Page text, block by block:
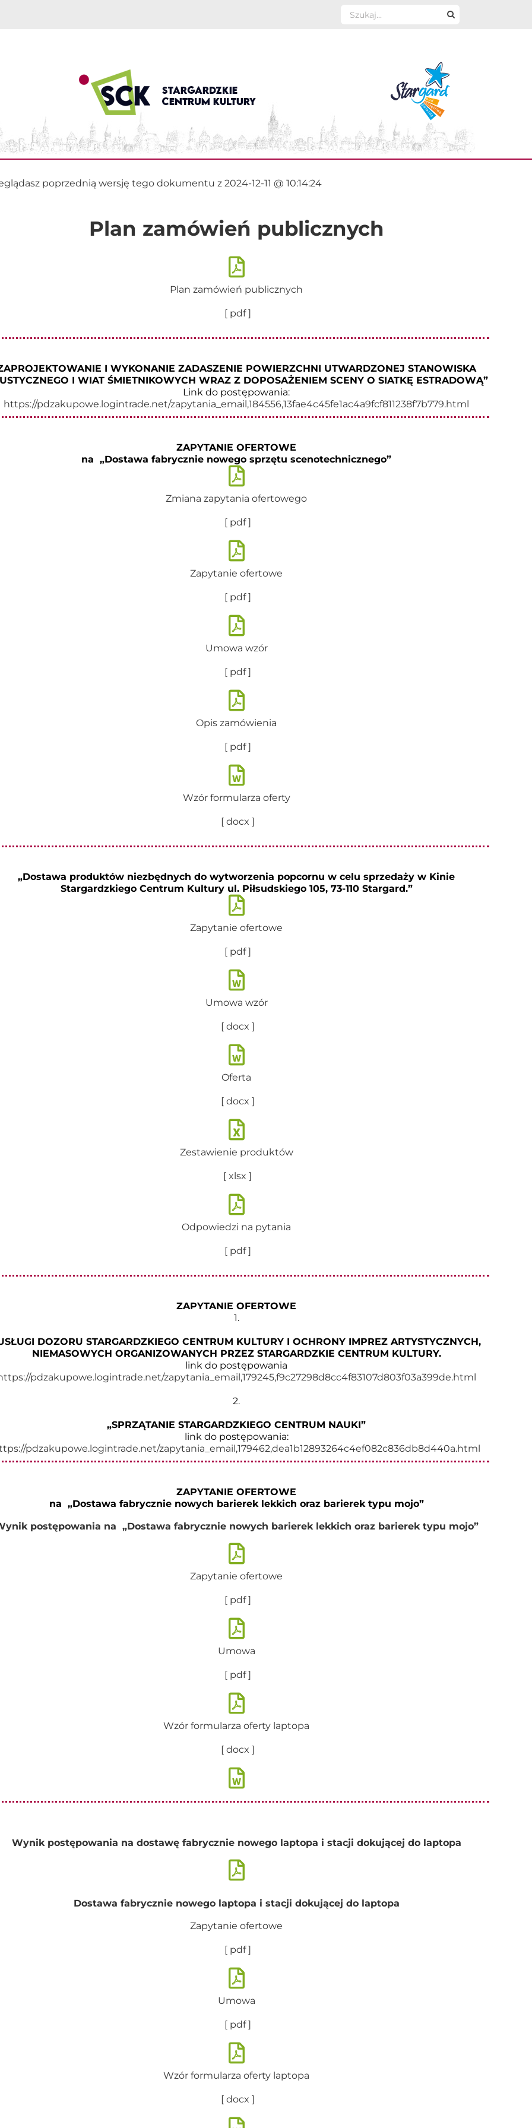
poprzednią wersję tego dokumentu z 2024-12-11 @ 10:14:24
Plan zamówień publicznych
Plan zamówień publicznych
[ pdf ]
I WYKONANIE ZADASZENIE POWIERZCHNI UTWARDZONEJ STANOWISKA
I WIAT ŚMIETNIKOWYCH WRAZ Z DOPOSAŻENIEM SCENY O SIATKĘ ESTRADOWĄ”
Link do postępowania:
https://pdzakupowe.logintrade.net/zapytania_email,184556,13fae4c45fe1ac4a9fcf811238f7b779.html
ZAPYTANIE OFERTOWE
na „Dostawa fabrycznie nowego sprzętu scenotechnicznego”
Zmiana zapytania ofertowego
[ pdf ]
Zapytanie ofertowe
[ pdf ]
Umowa wzór
[ pdf ]
Opis zamówienia
[ pdf ]
Wzór formularza oferty
[ docx ]
„Dostawa produktów niezbędnych do wytworzenia popcornu w celu sprzedaży w Kinie
Stargardzkiego Centrum Kultury ul. Piłsudskiego 105, 73-110 Stargard.”
Zapytanie ofertowe
[ pdf ]
Umowa wzór
[ docx ]
Oferta
[ docx ]
Zestawienie produktów
[ xlsx ]
Odpowiedzi na pytania
[ pdf ]
ZAPYTANIE OFERTOWE
1.
DOZORU STARGARDZKIEGO CENTRUM KULTURY I OCHRONY IMPREZ ARTYSTYCZNYCH,
NIEMASOWYCH ORGANIZOWANYCH PRZEZ STARGARDZKIE CENTRUM KULTURY.
link do postępowania
pdzakupowe.logintrade.net/zapytania_email,179245,f9c27298d8cc4f83107d803f03a399de.html
2.
„SPRZĄTANIE STARGARDZKIEGO CENTRUM NAUKI”
link do postępowania:
pdzakupowe.logintrade.net/zapytania_email,179462,dea1b12893264c4ef082c836db8d440a.html
ZAPYTANIE OFERTOWE
na „Dostawa fabrycznie nowych barierek lekkich oraz barierek typu mojo”
postępowania na „Dostawa fabrycznie nowych barierek lekkich oraz barierek typu mojo”
Zapytanie ofertowe
[ pdf ]
Umowa
[ pdf ]
Wzór formularza oferty laptopa
[ docx ]
Wynik postępowania na dostawę fabrycznie nowego laptopa i stacji dokującej do laptopa
Dostawa fabrycznie nowego laptopa i stacji dokującej do laptopa
Zapytanie ofertowe
[ pdf ]
Umowa
[ pdf ]
Wzór formularza oferty laptopa
[ docx ]